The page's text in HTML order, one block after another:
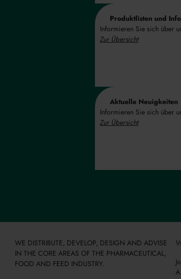
Produktlisten und
Informieren Sie sich über
Zur Übersicht
Aktuelle Neuigkeiten
Informieren Sie sich über
Zur Übersicht
WE DISTRIBUTE, DEVELOP, DESIGN AND ADVISE
IN THE CORE AREAS OF THE PHARMACEUTICAL,
FOOD AND FEED INDUSTRY.